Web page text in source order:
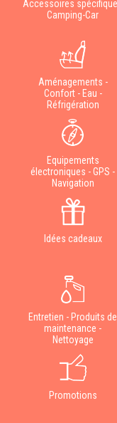
Accessoires
Camping-Car
Aménagements -
Confort - Eau -
Réfrigération
Equipements
électroniques - GPS -
Navigation
Idées cadeaux
Entretien - Produits de
maintenance -
Nettoyage
Promotions